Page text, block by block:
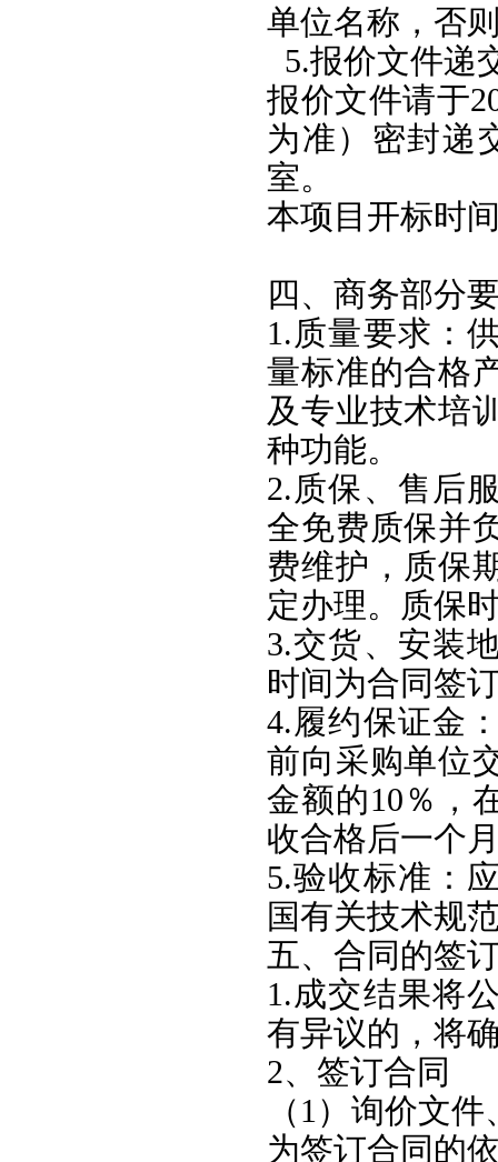
单位名称，否
5.报价文件递
报价文件请于
为准）密封递
室。
本项目开标时
四、商务部分
1.质量要求：
量标准的合格
及专业技术培
种功能。
2.质保、售后
全免费质保并
费维护，质保
定办理。质保
3.交货、安装
时间为合同签
4.履约保证金
前向采购单位
金额的10％，
收合格后一个
5.验收标准：
国有关技术规
五、合同的签
1.成交结果将
有异议的，将
2、签订合同
（1）询价文
为签订合同的